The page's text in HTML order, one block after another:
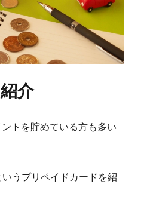
介
トを貯めている方も多い
うプリペイドカードを紹